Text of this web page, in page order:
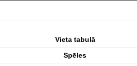
Vieta tabulā
Spēles